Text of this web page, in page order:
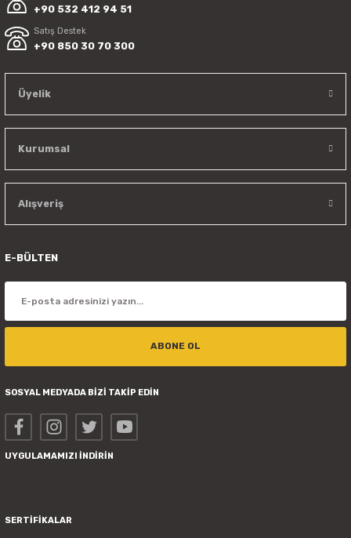
+90 532 412 94 51
Satış Destek
+90 850 30 70 300
Üyelik
Kurumsal
Alışveriş
E-BÜLTEN
ABONE OL
SOSYAL MEDYADA BİZİ TAKİP EDİN
UYGULAMAMIZI İNDİRİN
SERTİFİKALAR